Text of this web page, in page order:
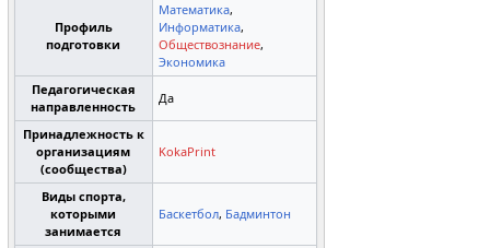
Профиль
подготовки
Математика,
Информатика,
Обществознание,
Экономика
Педагогическая
направленность
Да
Принадлежность к
организациям
(сообщества)
KokaPrint
Виды спорта,
которыми
занимается
Баскетбол, Бадминтон